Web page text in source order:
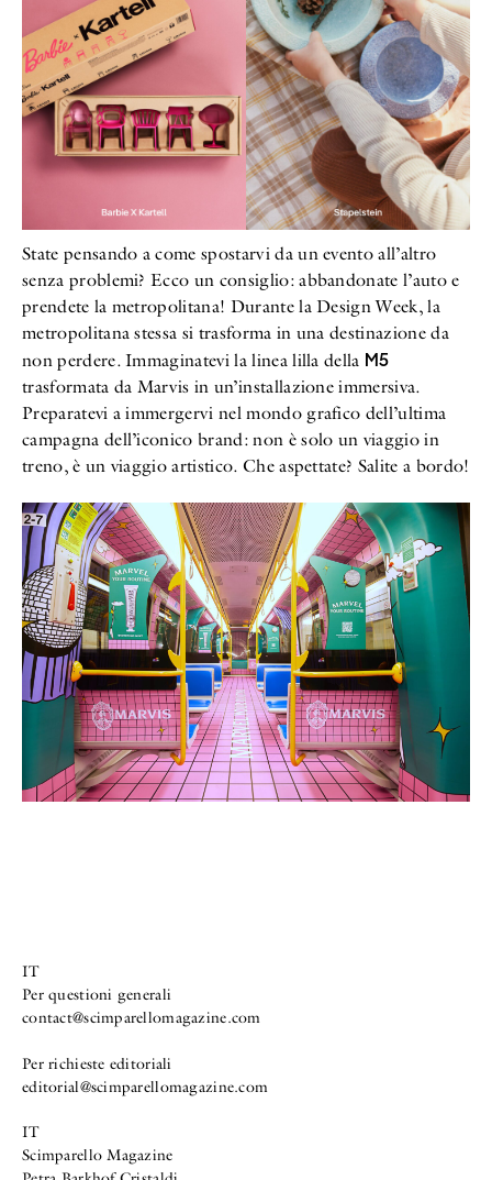
State pensando a come spostarvi da un evento all’altro
senza problemi? Ecco un consiglio: abbandonate l’auto e
prendete la metropolitana! Durante la Design Week, la
metropolitana stessa si trasforma in una destinazione da
non perdere. Immaginatevi la linea lilla della M5
trasformata da Marvis in un’installazione immersiva.
Preparatevi a immergervi nel mondo grafico dell’ultima
campagna dell’iconico brand: non è solo un viaggio in
treno, è un viaggio artistico. Che aspettate? Salite a bordo!
IT
Per questioni generali
contact@scimparellomagazine.com
Per richieste editoriali
editorial@scimparellomagazine.com
IT
Scimparello Magazine